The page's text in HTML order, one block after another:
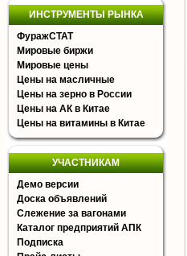
ИНСТРУМЕНТЫ РЫНКА
ФуражСТАТ
Мировые биржи
Мировые цены
Цены на масличные
Цены на зерно в России
Цены на АК в Китае
Цены на витамины в Китае
УЧАСТНИКАМ
Демо версии
Доска объявлений
Слежение за вагонами
Каталог предприятий АПК
Подписка